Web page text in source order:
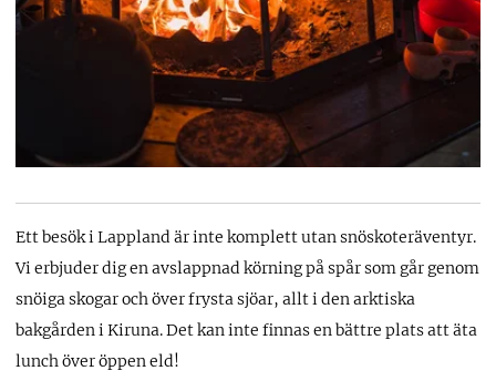
Ett besök i Lappland är inte komplett utan snöskoteräventyr.
Vi erbjuder dig en avslappnad körning på spår som går genom
snöiga skogar och över frysta sjöar, allt i den arktiska
bakgården i Kiruna. Det kan inte finnas en bättre plats att äta
lunch över öppen eld!